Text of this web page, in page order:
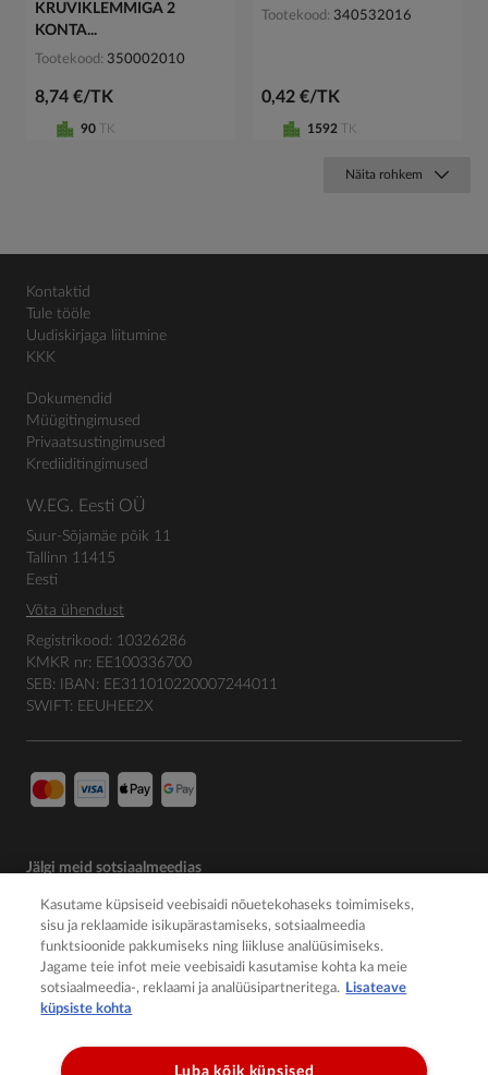
KRUVIKLEMMIGA 2
KONTA...
Tootekood 350002010
8,74 €/TK
90 TK
Tootekood 340532016
0,42 €/TK
1592 TK
Näita rohkem
Kontaktid
Tule tööle
Uudiskirjaga liitumine
KKK
Dokumendid
Müügitingimused
Privaatsustingimused
Krediiditingimused
W.EG. Eesti OÜ
Suur-Sõjamäe põik 11
Tallinn 11415
Eesti
Võta ühendust
Registrikood: 10326286
KMKR nr: EE100336700
SEB: IBAN: EE311010220007244011
SWIFT: EEUHEE2X
Jälgi meid sotsiaalmeedias
Kasutame küpsiseid veebisaidi nõuetekohaseks toimimiseks,
sisu ja reklaamide isikupärastamiseks, sotsiaalmeedia
funktsioonide pakkumiseks ning liikluse analüüsimiseks.
Jagame teie infot meie veebisaidi kasutamise kohta ka meie
sotsiaalmeedia-, reklaami ja analüüsipartneritega. Lisateave
küpsiste kohta
Luba kõik küpsised